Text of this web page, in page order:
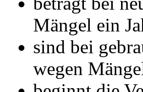
Mängel ein
sind bei
wegen